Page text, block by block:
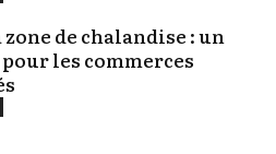
de chalandise : un
les commerces